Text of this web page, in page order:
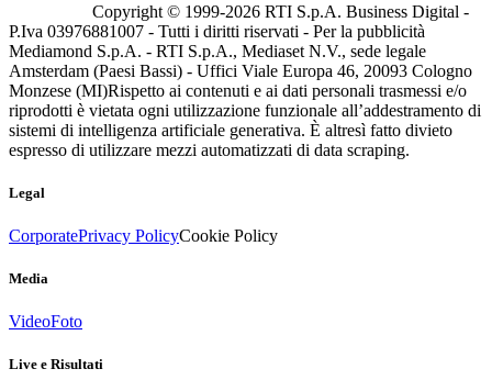
Copyright © 1999-2026 RTI S.p.A. Business Digital -
P.Iva 03976881007 - Tutti i diritti riservati - Per la pubblicità
Mediamond S.p.A. - RTI S.p.A., Mediaset N.V., sede legale
Amsterdam (Paesi Bassi) - Uffici Viale Europa 46, 20093 Cologno
Monzese (MI)Rispetto ai contenuti e ai dati personali trasmessi e/o
riprodotti è vietata ogni utilizzazione funzionale all’addestramento di
sistemi di intelligenza artificiale generativa. È altresì fatto divieto
espresso di utilizzare mezzi automatizzati di data scraping.
Legal
CorporatePrivacy PolicyCookie Policy
Media
VideoFoto
Live e Risultati